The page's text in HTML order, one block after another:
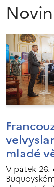
mladé
V pátek 26.